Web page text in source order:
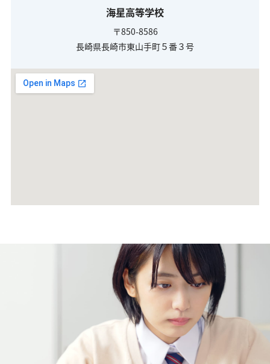
海星高等学校
〒850-8586
長崎県長崎市東山手町５番３号